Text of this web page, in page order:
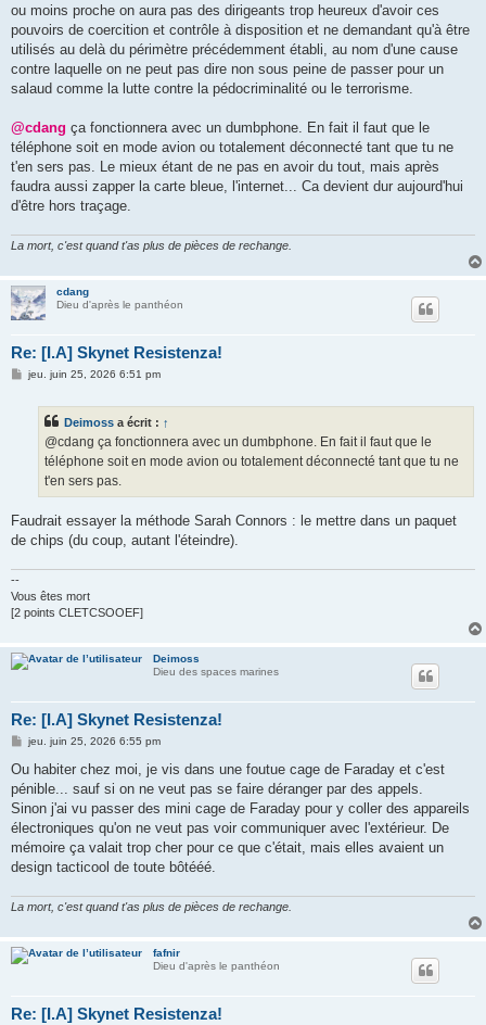
ou moins proche on aura pas des dirigeants trop heureux d'avoir ces
pouvoirs de coercition et contrôle à disposition et ne demandant qu'à être
utilisés au delà du périmètre précédemment établi, au nom d'une cause
contre laquelle on ne peut pas dire non sous peine de passer pour un
salaud comme la lutte contre la pédocriminalité ou le terrorisme.
@cdang ça fonctionnera avec un dumbphone. En fait il faut que le
téléphone soit en mode avion ou totalement déconnecté tant que tu ne
t'en sers pas. Le mieux étant de ne pas en avoir du tout, mais après
faudra aussi zapper la carte bleue, l'internet... Ca devient dur aujourd'hui
d'être hors traçage.
La mort, c'est quand t'as plus de pièces de rechange.
cdang
Dieu d'après le panthéon
Re: [I.A] Skynet Resistenza!
Mjeu. juin 25, 2026 6:51 pm
Deimoss a écrit : ↑
@cdang ça fonctionnera avec un dumbphone. En fait il faut que le
téléphone soit en mode avion ou totalement déconnecté tant que tu ne
t'en sers pas.
Faudrait essayer la méthode Sarah Connors : le mettre dans un paquet
de chips (du coup, autant l'éteindre).
--
Vous êtes mort
[2 points CLETCSOOEF]
Deimoss
Dieu des spaces marines
Re: [I.A] Skynet Resistenza!
M
s
a
g
jeu. juin 25, 2026 6:55 pm
Ou habiter chez moi, je vis dans une foutue cage de Faraday et c'est
pénible... sauf si on ne veut pas se faire déranger par des appels.
Sinon j'ai vu passer des mini cage de Faraday pour y coller des appareils
électroniques qu'on ne veut pas voir communiquer avec l'extérieur. De
mémoire ça valait trop cher pour ce que c'était, mais elles avaient un
design tacticool de toute bôtééé.
La mort, c'est quand t'as plus de pièces de rechange.
fafnir
Dieu d'après le panthéon
Re: [I.A] Skynet Resistenza!